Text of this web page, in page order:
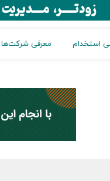
استخدام معرفی شرکت‌ها